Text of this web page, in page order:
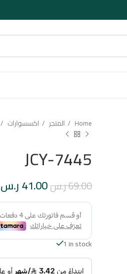
Home المتجر اكسسوارات
JCY-7445
69.00ر.س41.00 ر.س
1 in stock